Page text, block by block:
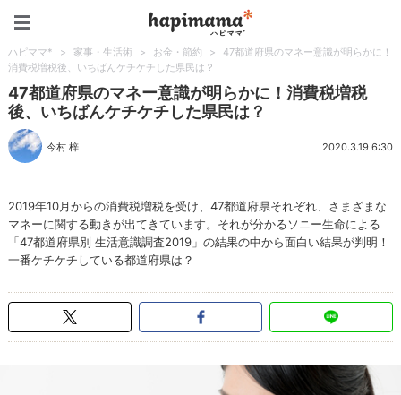
ハピママ* > 家事・生活術 > お金・節約 >
47都道府県のマネー意識が明らかに！
消費税増税後、いちばんケチケチした県民は？
47都道府県のマネー意識が明らかに！消費税増税
後、いちばんケチケチした県民は？
今村 梓 2020.3.19 6:30
2019年10月からの消費税増税を受け、47都道府県それぞれ、さまざまな
マネーに関する動きが出てきています。それが分かるソニー生命による
「47都道府県別 生活意識調査2019」の結果の中から面白い結果が判明！
一番ケチケチしている都道府県は？